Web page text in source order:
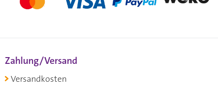
Zahlung/Versand
Versandkosten